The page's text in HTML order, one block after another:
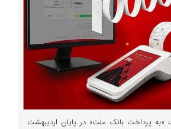
«به پرداخت بانک ملت» در پایان اردیبهشت